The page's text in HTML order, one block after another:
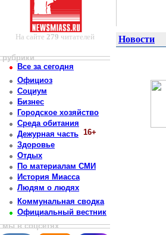
На сайте 279 читателей Новости
рубрики
Все за сегодня
Официоз
Социум
Бизнес
Городское хозяйство
Среда обитания
Дежурная часть 16+
Здоровье
Отдых
По материалам СМИ
История Миасса
Людям о людях
Коммунальная сводка
Официальный вестник
мы в соцсетях